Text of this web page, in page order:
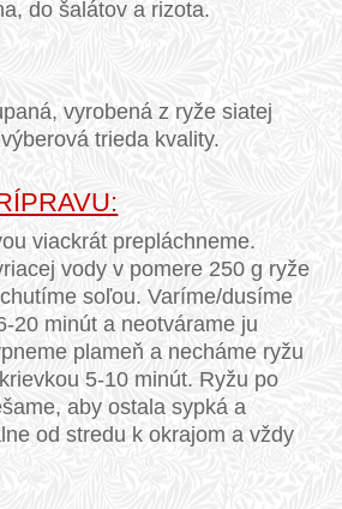
do šalátov a rizota.
vyrobená z ryže siatej
trieda kvality.
viackrát prepláchneme.
vody v pomere 250 g ryže
soľou. Varíme/dusíme
20 minút a neotvárame ju
plameň a necháme ryžu
5-10 minút. Ryžu po
aby ostala sypká a
od stredu k okrajom a vždy